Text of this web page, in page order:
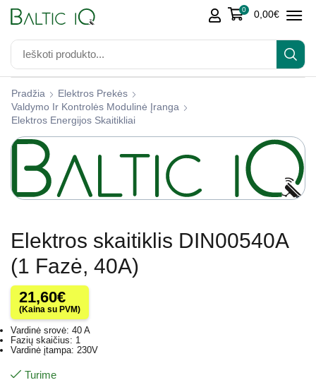
0 0,00€
Pradžia
Elektros Prekės
Valdymo Ir Kontrolės Modulinė Įranga
Elektros Energijos Skaitikliai
Elektros skaitiklis DIN00540A
(1 Fazė, 40A)
21,60€
(Kaina su PVM)
Vardinė srovė: 40 A
Fazių skaičius: 1
Vardinė įtampa: 230V
Turime